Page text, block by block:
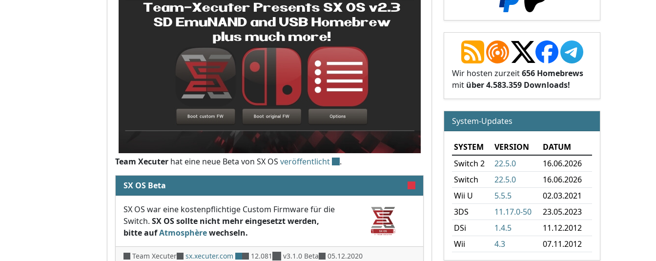
Team Xecuter hat eine neue Beta von SX OS veröffentlicht .
SX OS Beta
SX OS war eine kostenpflichtige Custom Firmware für die
Switch. SX OS sollte nicht mehr eingesetzt werden,
bitte aufAtmosphèrewechseln.
Team Xecuter sx.xecuter.com 12.081 v3.1.0 Beta 05.12.2020
Wir hosten zurzeit656 Homebrews
mit über 4.583.359 Downloads!
System-Updates
SYSTEM VERSION
DATUM
Switch 2
22.5.0
16.06.2026
Switch
22.5.0
16.06.2026
Wii U
5.5.5
02.03.2021
3DS
11.17.0-50
23.05.2023
DSi
1.4.5
11.12.2012
Wii
4.3 07.11.2012